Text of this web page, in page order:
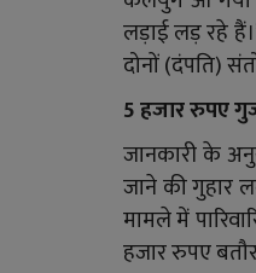
लड़ाई लड़ रहे
दोनों (दंपति)
5 हजार रुपए
जानकारी के
जाने की गुहार
मामले में
हजार रुपए